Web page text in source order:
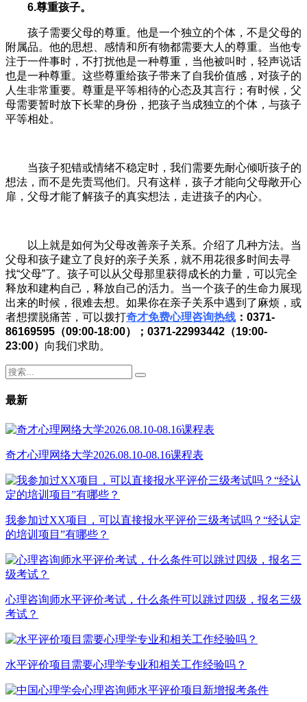
6.尊重孩子。
孩子需要父母的尊重。他是一个独立的个体，不是父母的
附属品。他的思想、感情和所有物都需要大人的尊重。当他专
注于一件事时，不打扰他是一种尊重，当他被叫时，轻声说话
也是一种尊重。这些尊重给孩子带来了自我价值感，对孩子的
人生非常重要。尊重是平等相待的心态及其言行；有时候，父
母需要暂时放下长辈的身份，把孩子当成独立的个体，与孩子
平等相处。
当孩子犯错或情绪不稳定时，我们需要先耐心倾听孩子的
想法，而不是先责骂他们。只有这样，孩子才能向父母敞开心
扉，父母才能了解孩子的真实想法，走进孩子的内心。
以上就是如何为父母改善亲子关系。介绍了几种方法。当
父母和孩子建立了良好的亲子关系，就不用花很多时间去寻
找“父母”了。孩子可以从父母那里获得成长的力量，可以完全
释放和建构自己，释放自己的活力。当一个孩子的生命力展现
出来的时候，很难去想。如果你在亲子关系中遇到了麻烦，或
者想摆脱痛苦，可以拨打奇才免费心理咨询热线 ：0371-
86169595（09:00-18:00）；0371-22993442（19:00-
23:00） 向我们求助。
最新
奇才心理网络大学2026.08.10-08.16课程表
我参加过XX项目，可以直接报水平评价三级考试吗？“经认定
的培训项目”有哪些？
心理咨询师水平评价考试，什么条件可以跳过四级，报名三级
考试？
水平评价项目需要心理学专业和相关工作经验吗？